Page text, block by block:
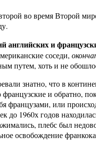
во время Второй
английских и
соседи,
путем, хоть и не
знатно, что в
французские и обратно,
или
до 1960х годов
плебс был
освобождение